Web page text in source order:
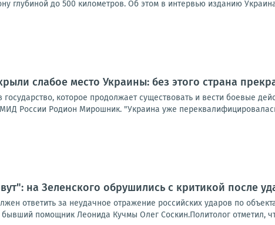
глубиной до 500 километров. Об этом в интервью изданию
слабое место Украины: без этого страна
государство, которое продолжает существовать и вести боевые
России Родион Мирошник. "Украина уже переквалифицировалась
на Зеленского обрушились с критикой после
ответить за неудачное отражение российских ударов по
помощник Леонида Кучмы Олег Соскин.Политолог отметил,